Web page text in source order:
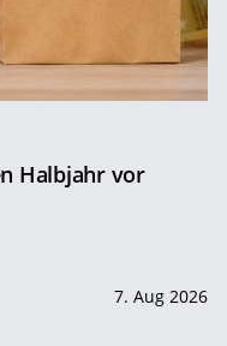
Halbjahr vor
7. Aug 2026